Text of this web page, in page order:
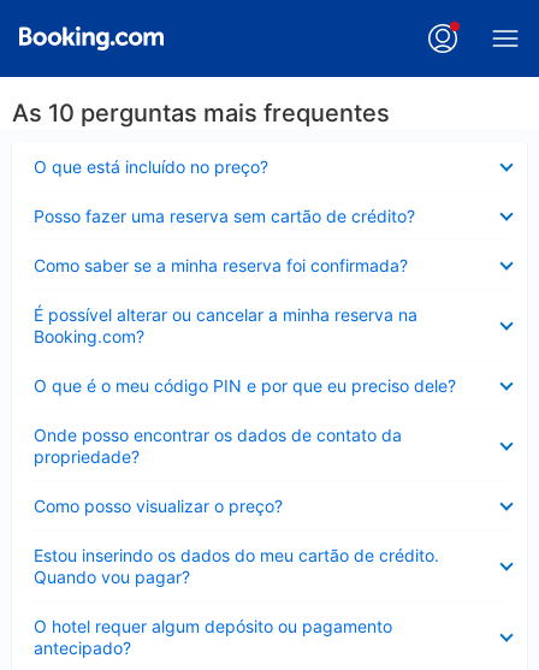
As 10 perguntas mais frequentes
O que está incluído no preço?
Posso fazer uma reserva sem cartão de crédito?
Como saber se a minha reserva foi confirmada?
É possível alterar ou cancelar a minha reserva na
Booking.com?
Contraído
O que é o meu código PIN e por que eu preciso dele?
Onde posso encontrar os dados de contato da
propriedade?
Como posso visualizar o preço?
Estou inserindo os dados do meu cartão de crédito.
Quando vou pagar?
O hotel requer algum depósito ou pagamento
antecipado?